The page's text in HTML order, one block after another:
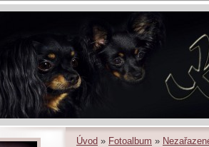
Úvod » Fotoalbum »